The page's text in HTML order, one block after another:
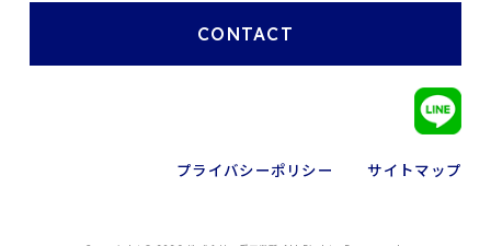
CONTACT
プライバシーポリシー サイトマップ